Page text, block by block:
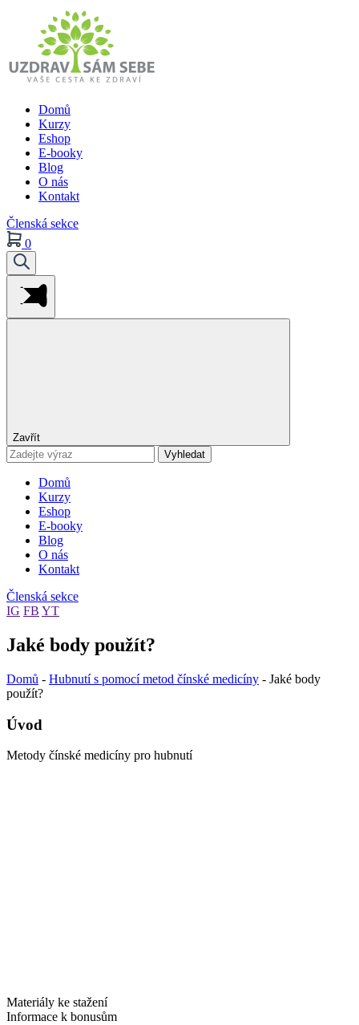
Domů
Kurzy
Eshop
E-booky
Blog
O nás
Kontakt
Členská sekce
0
Zavřít
Vyhledat
Domů
Kurzy
Eshop
E-booky
Blog
O nás
Kontakt
Členská sekce
IG FB YT
Jaké body použít?
Domů - Hubnutí s pomocí metod čínské medicíny - Jaké body
použít?
Úvod
Metody čínské medicíny pro hubnutí
Materiály ke stažení
Informace k bonusům